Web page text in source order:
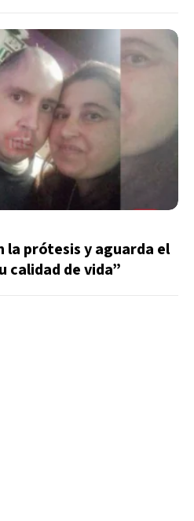
la prótesis y aguarda el
calidad de vida”